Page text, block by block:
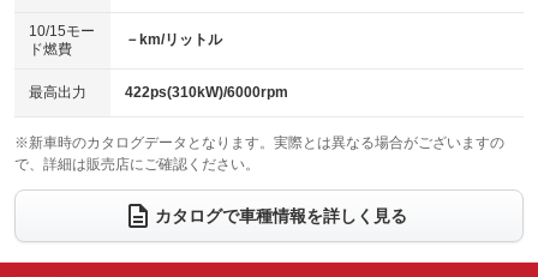
ベンチシート
：装備なし
チップアップシート
：装備なし
電動格納サードシート
：装備なし シートヒーター
：装備あり
ウォークスルー
電動リアゲート フロントカメラ
：装備あり
シートエアコン
：装備あり 全周囲カメラ
：装備あり
10/15モー
ド燃費
－km/リットル
最高出力 422ps(310kW)/6000rpm
※新車時のカタログデータとなります。実際とは異なる場合がございますの
で、詳細は販売店にご確認ください。
カタログで車種情報を詳しく見る